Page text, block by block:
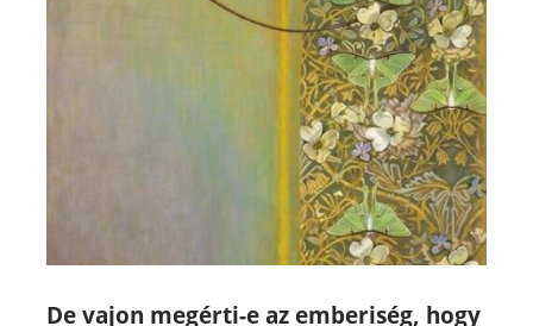
De vajon megérti-e az emberiség, hogy